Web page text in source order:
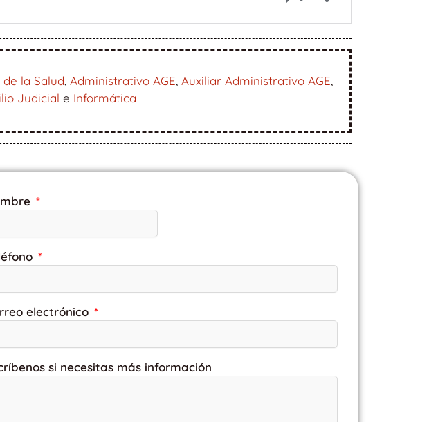
la Salud Administrativo AGE Auxiliar Administrativo AGE
Judicial e Informática
electrónico
si necesitas más información